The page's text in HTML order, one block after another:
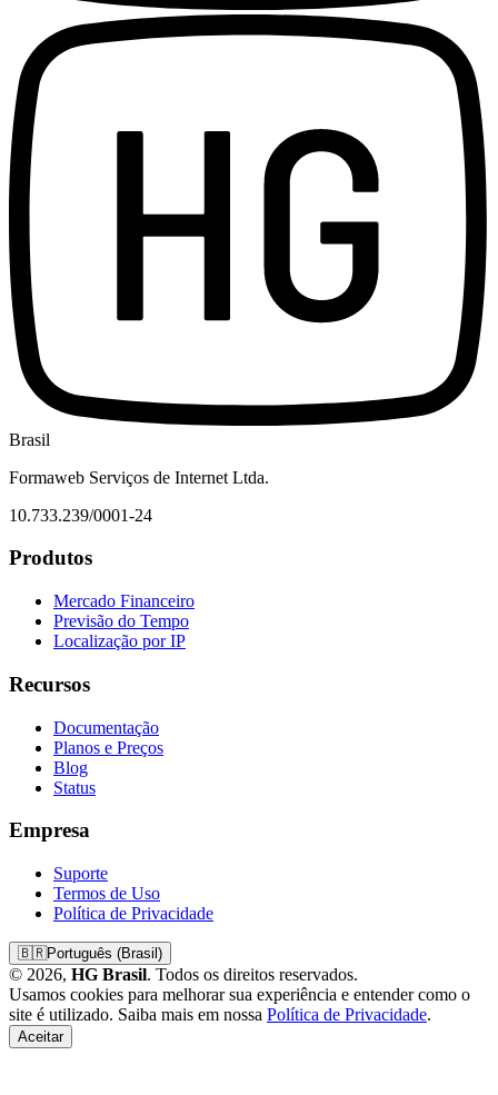
Brasil
Formaweb Serviços de Internet Ltda.
10.733.239/0001-24
Produtos
Mercado Financeiro
Previsão do Tempo
Localização por IP
Recursos
Documentação
Planos e Preços
Blog
Status
Empresa
Suporte
Termos de Uso
Política de Privacidade
🇧🇷Português (Brasil)
© 2026, HG Brasil. Todos os direitos reservados.
Usamos cookies para melhorar sua experiência e entender como o
site é utilizado. Saiba mais em nossa Política de Privacidade.
Aceitar